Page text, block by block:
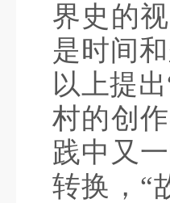
界史的
是时间
以上提
村的创
践中又
转换，“